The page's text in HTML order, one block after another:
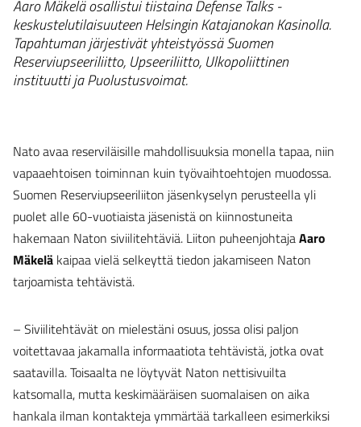
Aaro Mäkelä osallistui tiistaina Defense Talks -
keskustelutilaisuuteen Helsingin Katajanokan Kasinolla.
Tapahtuman järjestivät yhteistyössä Suomen
Reserviupseeriliitto, Upseeriliitto, Ulkopoliittinen
instituutti ja Puolustusvoimat.
Nato avaa reserviläisille mahdollisuuksia monella tapaa, niin
vapaaehtoisen toiminnan kuin työvaihtoehtojen muodossa.
Suomen Reserviupseeriliiton jäsenkyselyn perusteella yli
puolet alle 60-vuotiaista jäsenistä on kiinnostuneita
hakemaan Naton siviilitehtäviä. Liiton puheenjohtajaAaro
Mäkelä kaipaa vielä selkeyttä tiedon jakamiseen Naton
tarjoamista tehtävistä.
– Siviilitehtävät on mielestäni osuus, jossa olisi paljon
voitettavaa jakamalla informaatiota tehtävistä, jotka ovat
saatavilla. Toisaalta ne löytyvät Naton nettisivuilta
katsomalla, mutta keskimääräisen suomalaisen on aika
hankala ilman kontakteja ymmärtää tarkalleen esimerkiksi